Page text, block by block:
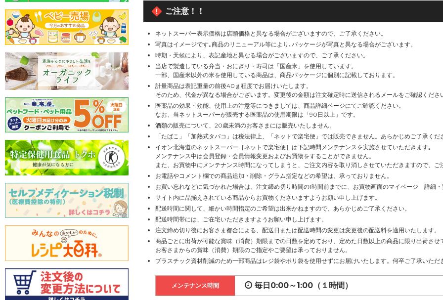
ご注意！！
ネットスーパー表示価格は店頭価格と異なる場合がございますので、ご了承ください。
写真はイメージです｡商品のリニューアル等により､パッケージが写真と異なる場合がございます。
時期・天候により、表記産地と異なる場合がございますので、ご了承ください。
当店で製造している弁当・おにぎり・寿司は「国産米」を使用しています。
一部、国産米以外の米を使用している商品は、商品パッケージに個別に記載しております。
計量商品は表記重量の前後40ｇ程度でお届けいたします。
そのため、代金が異なる場合がございます。変更後の金額は注文確定時に送信されるメールをご確認くださ
医薬品の効果・効能、使用上の注意等につきましては、商品詳細ページにてご確認ください。
なお、当ネットスーパーが販売する医薬品の使用期限は「90日以上」です。
酒類の販売について、20歳未満のお客さまには販売いたしません。
「たばこ」「加熱式タバコ」は税法律上、「ネットで楽宅便」では販売できません。あらかじめご了承くだ
イオン北海道のネットスーパー［ネットで楽宅便］は下記時間メンテナンスを実施させていただきます｡
メンテナンス中は会員登録・会員情報変更およびお買物をすることができません。
また、お買物中にメンテナンス時間になってしまうと、ご注文内容を取り消しさせていただきますので、ご
お電話やコメント欄での商品追加・削除・グラム指定などの希望は、承っておりません。
お買い忘れなどに気づかれた場合は、注文締め切り時間の1時間前までに、お買物画面のマイページ 詳細
サイト内に品揃えされている商品からお買物くださいますようお願い申し上げます。
配送時間に関して、細かい時間指定のご希望は出来かねますので、あらかじめご了承ください。
配送時間帯には、ご在宅いただきますようお願い申し上げます。
注文締め切り後にお客さま都合による、配送日または配送時間の変更は変更後の配送料を適用いたします。
商品ごとに出荷が可能な賞味（消費）期限までの日数を定めており、定めた日数以上の商品に限り出荷させ
お客さまからの賞味（消費）期限のご指定やご要望は承っておりません。
プラスチック資材削減のため一部商品はレジ袋やポリ袋を使用せずにお届けいたします。何卒ご了承いた
メンテナンス時間 毎日0:00～1:00（１時間）